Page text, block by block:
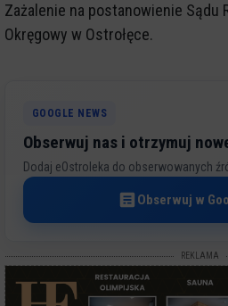
Zażalenie na postanowienie Sądu
Okręgowy w Ostrołęce.
GOOGLE NEWS
Obserwuj nas i otrzymuj
Dodaj eOstroleka do obserwowanych
Obserwuj w
REKLAMA